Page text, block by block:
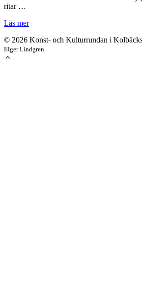
ritar …
Läs mer
© 2026 Konst- och Kulturrundan i
Elger Lindgren